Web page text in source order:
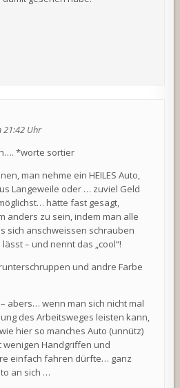
21:42 Uhr
*worte sortier
man nehme ein HEILES Auto,
Langeweile oder … zuviel Geld
hätte fast gesagt,
anders zu sein, indem man alle
sich anschweissen schrauben
– und nennt das „cool“!
und andre Farbe
abers… wenn man sich nicht mal
des Arbeitsweges leisten kann,
hier so manches Auto (unnütz)
Handgriffen und
einfach fahren dürfte… ganz
an sich …